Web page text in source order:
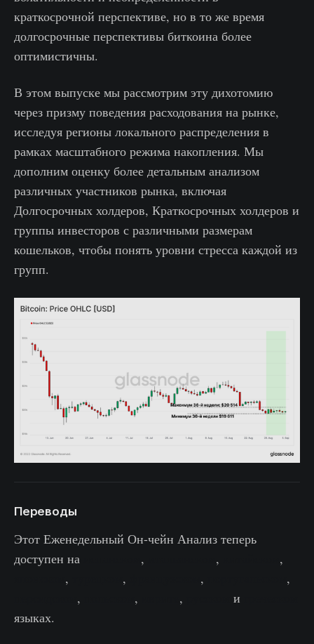
краткосрочной перспективе, но в то же время
долгосрочные перспективы биткоина более
оптимистичны.
В этом выпуске мы рассмотрим эту дихотомию
через призму поведения расходования на рынке,
исследуя регионы локального распределения в
рамках масштабного режима накопления. Мы
дополним оценку более детальным анализом
различных участников рынка, включая
Долгосрочных холдеров, Краткосрочных холдеров и
группы инвесторов с различными размерам
кошельков, чтобы понять уровни стресса каждой из
групп.
Переводы
Этот Еженедельный Он-чейн Анализ теперь
доступен на
, ,
,
, , ,
,
, , , и
языках.